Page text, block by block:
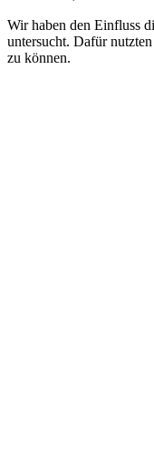
Wir haben den Einfluss
untersucht. Dafür
zu können.